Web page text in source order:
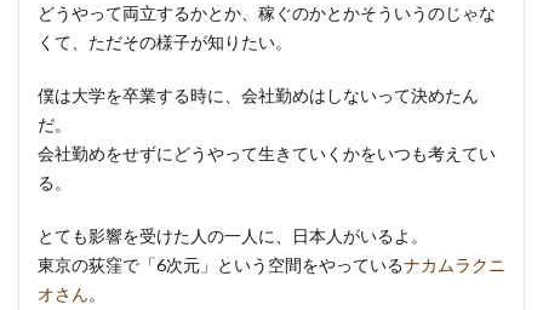
どうやって両立するかとか、稼ぐのかとかそういうのじゃな
くて、ただその様子が知りたい。
僕は大学を卒業する時に、会社勤めはしないって決めたん
だ。
会社勤めをせずにどうやって生きていくかをいつも考えてい
る。
とても影響を受けた人の一人に、日本人がいるよ。
東京の荻窪で「6次元」という空間をやっているナカムラクニ
オさん。